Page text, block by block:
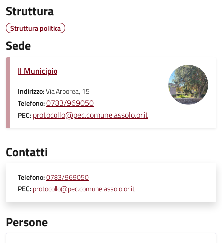
Struttura
Struttura politica
Sede
Il Municipio
Indirizzo:Via Arborea, 15
Telefono:0783/969050
PEC:protocollo@pec.comune.assolo.or.it
Contatti
Telefono:0783/969050
PEC:protocollo@pec.comune.assolo.or.it
Persone